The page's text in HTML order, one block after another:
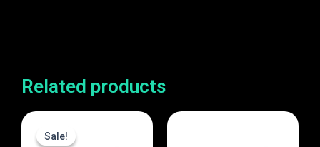
Related products
Sale!
Sale!